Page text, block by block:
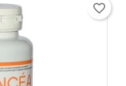
favorite_border